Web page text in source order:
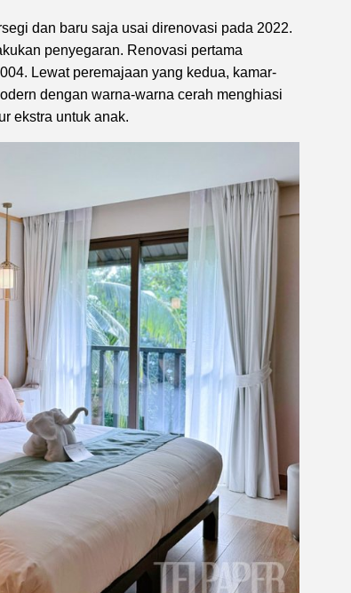
dan baru saja usai direnovasi pada 2022.
penyegaran. Renovasi pertama
Lewat peremajaan yang kedua, kamar-
dengan warna-warna cerah menghiasi
ekstra untuk anak.